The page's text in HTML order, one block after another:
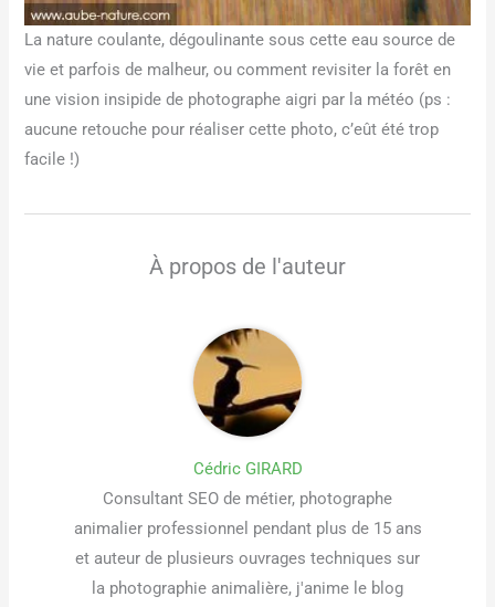
La nature coulante, dégoulinante sous cette eau source de
vie et parfois de malheur, ou comment revisiter la forêt en
une vision insipide de photographe aigri par la météo (ps :
aucune retouche pour réaliser cette photo, c’eût été trop
facile !)
À propos de l'auteur
Cédric GIRARD
Consultant SEO de métier, photographe
animalier professionnel pendant plus de 15 ans
et auteur de plusieurs ouvrages techniques sur
la photographie animalière, j'anime le blog